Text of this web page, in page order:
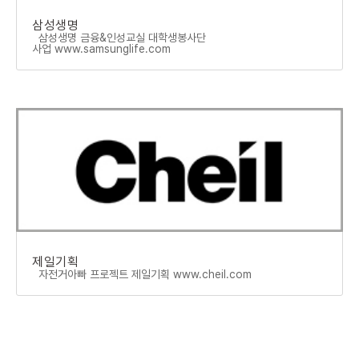
삼성생명
삼성생명 금융&인성교실 대학생봉사단
사업 www.samsunglife.com
제일기획
자전거아빠 프로젝트 제일기획 www.cheil.com